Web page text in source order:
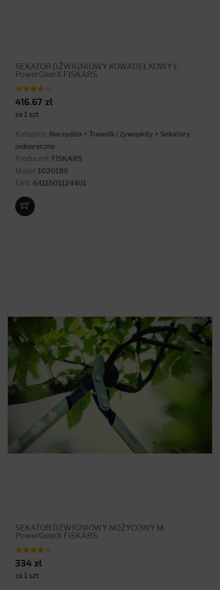
SEKATOR DŹWIGNIOWY KOWADEŁKOWY L
PowerGearX FISKARS
416.67 zł
za 1 szt
Kategoria: Narzędzia > Trawnik i żywopłoty > Sekatory
jednoręczne
Producent: FISKARS
Model: 1020189
EAN: 6411501124401
SEKATOR DŹWIGNIOWY NOŻYCOWY M
PowerGearX FISKARS
334 zł
za 1 szt